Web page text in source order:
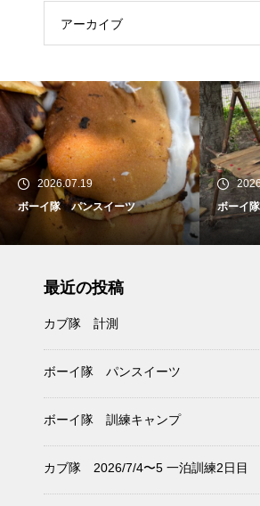
アーカイブ
2026.07.19
ボーイ隊 パンスイーツ
ボーイ
最近の投稿
カブ隊 計測
ボーイ隊 パンスイーツ
ボーイ隊 訓練キャンプ
カブ隊 2026/7/4〜5 一泊訓練2日目